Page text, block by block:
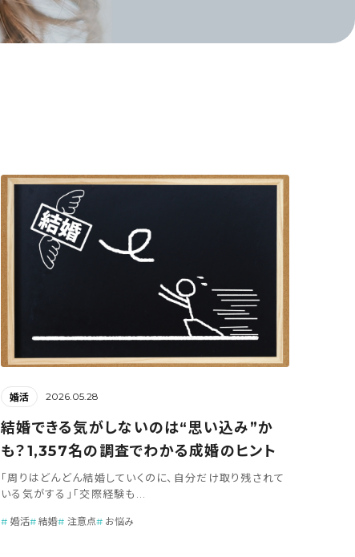
婚活 2026.05.28
結婚できる気がしないのは“思い込み”か
も？1,357名の調査でわかる成婚のヒント
「周りはどんどん結婚していくのに、自分だけ取り残されて
いる気がする」「交際経験も...
婚活 結婚 注意点 お悩み